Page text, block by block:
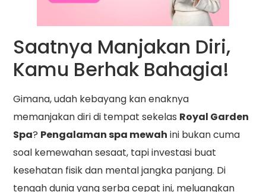
Saatnya Manjakan Diri,
Kamu Berhak Bahagia!
Gimana, udah kebayang kan enaknya
memanjakan diri di tempat sekelas Royal Garden
Spa? Pengalaman spa mewah ini bukan cuma
soal kemewahan sesaat, tapi investasi buat
kesehatan fisik dan mental jangka panjang. Di
tengah dunia yang serba cepat ini, meluangkan